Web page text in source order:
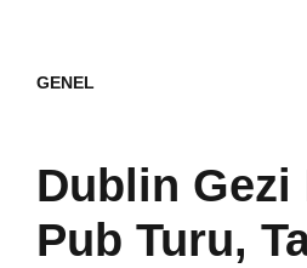
GENEL
Dublin Gezi
Pub Turu,